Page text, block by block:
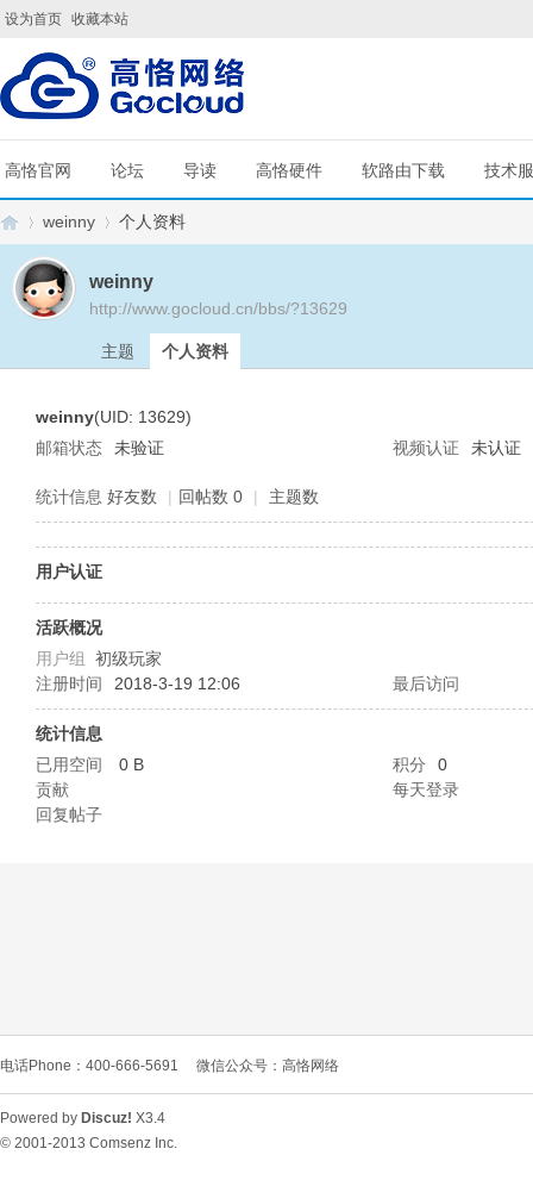
设为首页 收藏本站
高恪官网 论坛 导读 高恪硬件 软路由下载 技术
L
weinny 个人资料
weinny
http://www.gocloud.cn/bbs/?13629
主题 个人资料
weinny(UID: 13629)
邮箱状态
未验证 视频认证 未认证
统计信息 好友数 | 回帖数 0 | 主题数
用户认证
活跃概况
用户组 初级玩家
注册时间
2018-3-19 12:06 最后访问
统计信息
已用空间
0 B 积分
0
贡献
每天登录
回复帖子
电话Phone：400-666-5691 微信公众号：高恪网络
Powered by Discuz! X3.4
© 2001-2013 Comsenz Inc.